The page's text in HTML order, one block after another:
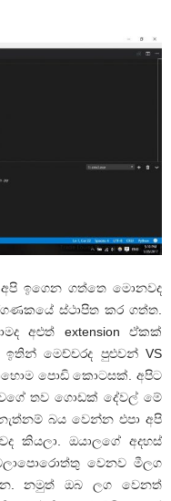
ඉගෙන ගත්තෙ මොනවද
ස්ථාපිත කර ගත්ත.
අළුත් extension ඒකක්
ඉතින් මෙච්චරද පුළුවන් VS
පොඩි කොටසක්. අපිට
වගේ තව ගොඩක් දේවල් මේ
බය වෙන්න එපා අපි
කියලා. ඔයාලගේ අදහස්
වෙනව මීලග
නමුත් ඔබ ලග වෙනත්